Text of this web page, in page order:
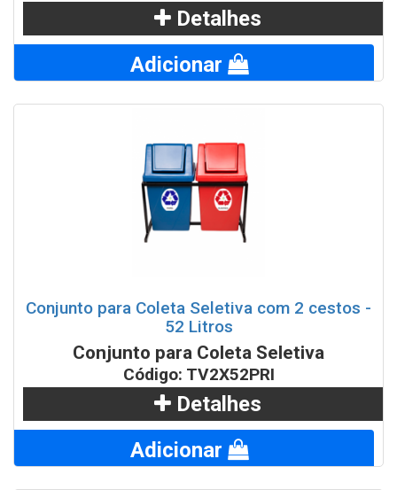
Detalhes
Adicionar
Conjunto para Coleta Seletiva com 2 cestos -
52 Litros
Conjunto para Coleta Seletiva
Código: TV2X52PRI
Detalhes
Adicionar